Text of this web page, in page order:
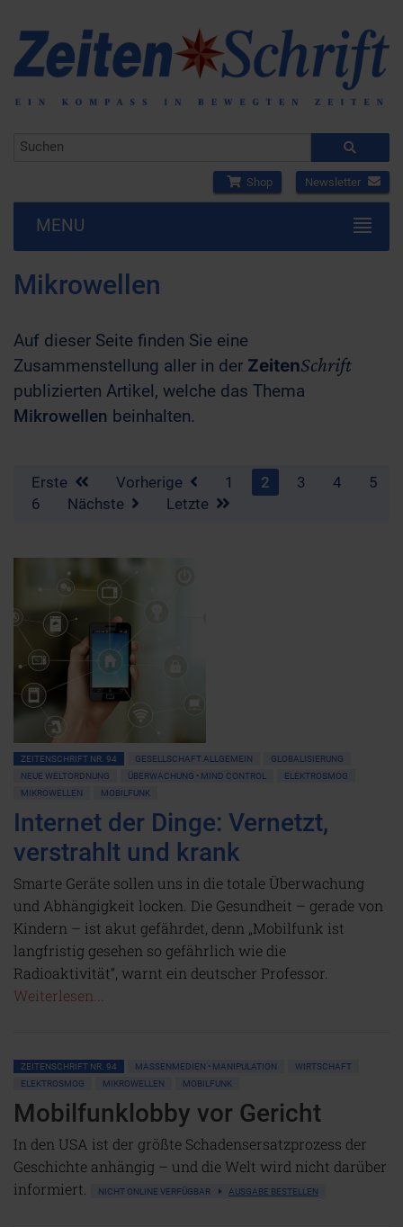
Shop Newsletter
MENU
Mikrowellen
Auf dieser Seite finden Sie eine
Zusammenstellung aller in der ZeitenSchrift
publizierten Artikel, welche das Thema
Mikrowellen beinhalten.
Erste Vorherige 1 2 3 4
5
6
Nächste Letzte
ZEITENSCHRIFT NR. 94 GESELLSCHAFT ALLGEMEIN
GLOBALISIERUNG
NEUE WELTORDNUNG
ÜBERWACHUNG • MIND CONTROL
ELEKTROSMOG
MIKROWELLEN
MOBILFUNK
Internet der Dinge: Vernetzt,
verstrahlt und krank
Smarte Geräte sollen uns in die totale Überwachung
und Abhängigkeit locken. Die Gesundheit – gerade von
Kindern – ist akut gefährdet, denn „Mobilfunk ist
langfristig gesehen so gefährlich wie die
Radioaktivität“, warnt ein deutscher Professor.
Weiterlesen...
ZEITENSCHRIFT NR. 94 MASSENMEDIEN • MANIPULATION
WIRTSCHAFT
ELEKTROSMOG
MIKROWELLEN MOBILFUNK
Mobilfunklobby vor Gericht
In den USA ist der größte Schadensersatzprozess der
Geschichte anhängig – und die Welt wird nicht darüber
informiert.
NICHT ONLINE VERFÜGBAR AUSGABE BESTELLEN